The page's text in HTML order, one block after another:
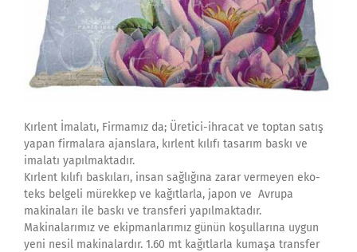
Kırlent İmalatı, Firmamız da; Üretici-ihracat ve toptan satış
yapan firmalara ajanslara, kırlent kılıfı tasarım baskı ve
imalatı yapılmaktadır.
Kırlent kılıfı baskıları, insan sağlığına zarar vermeyen eko-
teks belgeli mürekkep ve kağıtlarla, japon ve Avrupa
makinaları ile baskı ve transferi yapılmaktadır.
Makinalarımız ve ekipmanlarımız günün koşullarına uygun
yeni nesil makinalardır. 1.60 mt kağıtlarla kumaşa transfer